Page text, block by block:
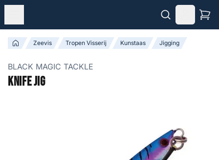
Zeevis Tropen Visserij Kunstaas Jigging
BLACK MAGIC TACKLE
Knife Jig